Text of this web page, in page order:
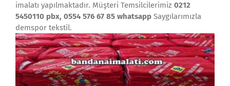
imalatı yapılmaktadır. Müşteri Temsilcilerimiz 0212
5450110 pbx, 0554 576 67 85 whatsapp Saygılarımızla
demspor tekstil.